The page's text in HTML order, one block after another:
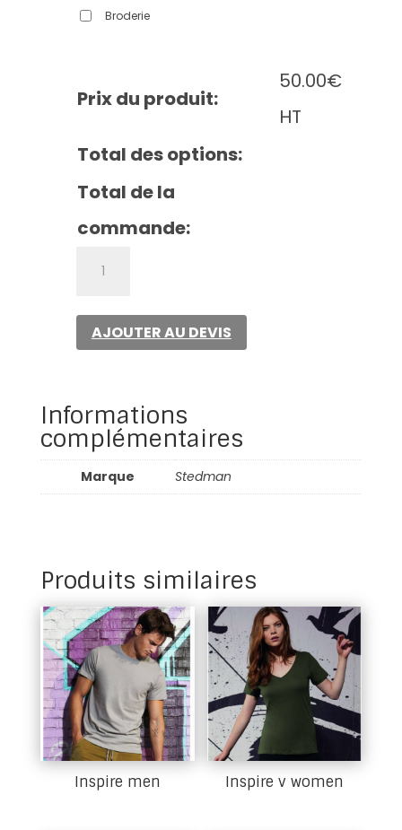
Broderie
Prix du produit:
50.00€
HT
Total des options:
Total de la
commande:
relaxed
AJOUTER AU DEVIS
Informations
complémentaires
Marque Stedman
Produits similaires
Inspire men Inspire v women